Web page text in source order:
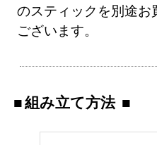
のスティックを別途
ございます。
組み立て方法